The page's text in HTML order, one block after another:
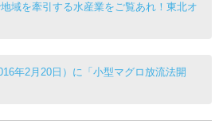
域を牽引する水産業をご覧あれ！東北オ
年2月20日）に「小型マグロ放流法開